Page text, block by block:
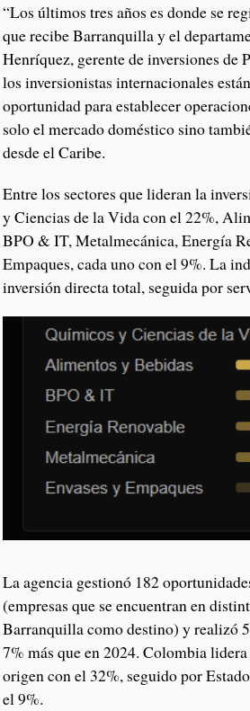
“Los últimos tres años es donde se
que recibe Barranquilla y el
Henríquez, gerente de inversiones
los inversionistas internacionales
oportunidad para establecer
solo el mercado doméstico sino
desde el Caribe.
Entre los sectores que lideran la
y Ciencias de la Vida con el 22%,
BPO & IT, Metalmecánica, Energía
Empaques, cada uno con el 9%. La
inversión directa total, seguida por
La agencia gestionó 182
(empresas que se encuentran en
Barranquilla como destino) y realizó
7% más que en 2024. Colombia
origen con el 32%, seguido por
el 9%.